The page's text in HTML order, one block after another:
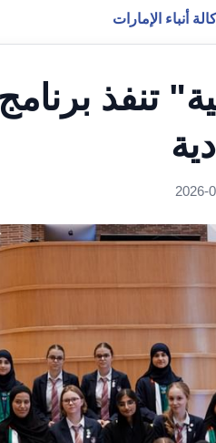
أنباء الإمارات
تنفذ
2026-